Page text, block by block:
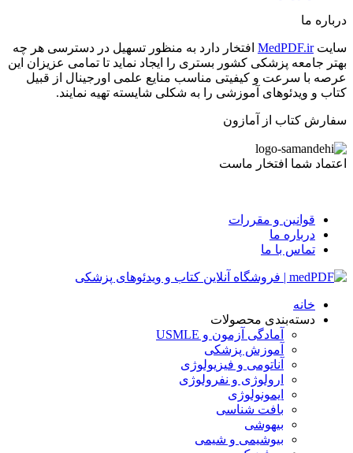
درباره ما
سایتMedPDF.ir افتخار دارد به منظور تسهیل در دسترسی هر چه
بهتر جامعه پزشکی کشور بستری را ایجاد نماید تا تمامی عزیزان این
عرصه با سرعت و کیفیتی مناسب منایع علمی اورجینال از قبیل
کتاب و ویدئوهای آموزشی را به شکلی شایسته تهیه نمایند.
سفارش کتاب از آمازون
اعتماد شما افتخار ماست
قوانین و مقررات
درباره ما
تماس با ما
خانه
دسته‌بندی محصولات
آمادگی آزمون و USMLE
آموزش پزشکی
آناتومی و فیزیولوژی
ارولوژی و نفرولوژی
ایمونولوژی
بافت شناسی
بیهوشی
بیوشیمی و شیمی